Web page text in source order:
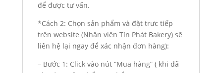
để được tư vấn.
*Cách 2: Chọn sản phẩm và đặt trưc tiếp
trên website (Nhân viên Tín Phát Bakery) sẽ
liên hệ lại ngay để xác nhận đơn hàng):
– Bước 1: Click vào nút “Mua hàng” ( khi đã